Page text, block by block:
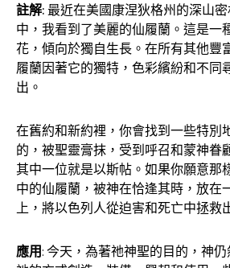
註解:最近在美國康涅狄格州的深山
中，我看到了美麗的仙履蘭。這是一
花，傾向於獨自生長。在所有其他豐
履蘭因著它的獨特，色彩繽紛和不同
出。
在舊約和新約裡，你會找到一些特別
的，被聖靈膏抹，受到呼召和蒙神眷
其中一位就是以斯帖。如果你願意那
中的仙履蘭，被神在恰逢其時，放在
上，將以色列人從迫害和死亡中拯救
應用: 今天，為著祂神聖的目的，神